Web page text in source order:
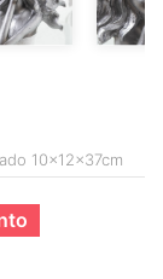
10x12x37cm